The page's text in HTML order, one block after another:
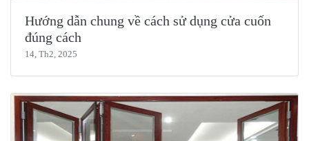
Hướng dẫn chung về cách sử dụng cửa cuốn
đúng cách
14, Th2, 2025